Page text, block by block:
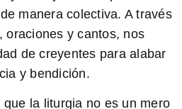
manera colectiva. A través
oraciones y cantos, nos
de creyentes para alabar
y bendición.
la liturgia no es un mero